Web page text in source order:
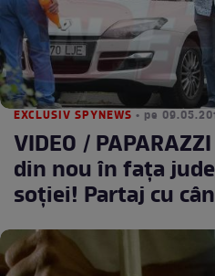
EXCLUSIV SPYNEWS • pe
VIDEO /
din nou în faţa
soţiei! Partaj cu